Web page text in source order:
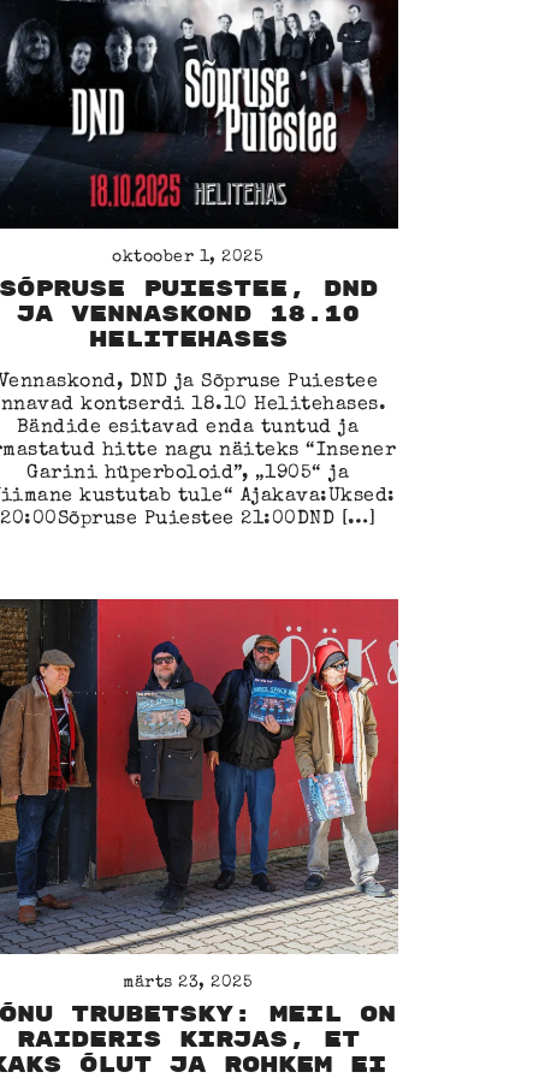
oktoober 1, 2025
Puiestee, DND
ja Vennaskond 18.10
Helitehases
DND ja Sõpruse Puiestee
kontserdi 18.10 Helitehases.
Bändide esitavad enda tuntud ja
hitte nagu näiteks “Insener
Garini hüperboloid”, „1905“ ja
kustutab tule“ Ajakava:Uksed:
20:00Sõpruse Puiestee 21:00DND […]
märts 23, 2025
Trubetsky: meil on
raideris kirjas, et
õlut ja rohkem ei